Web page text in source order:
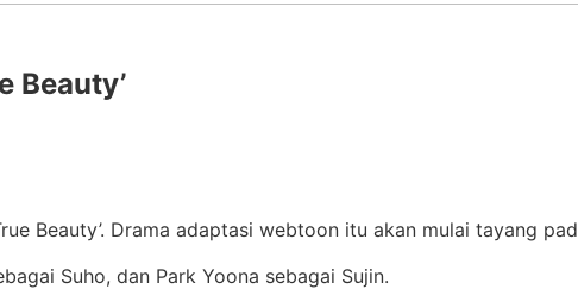
Beauty’
Beauty’. Drama adaptasi webtoon itu akan mulai tayang
Suho, dan Park Yoona sebagai Sujin.